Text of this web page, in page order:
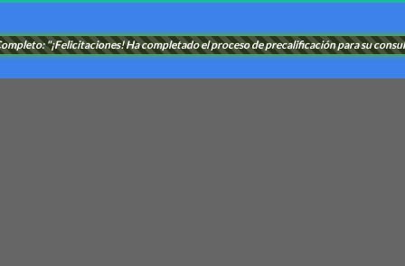
"¡Felicitaciones! Ha completado el proceso de precalificación para su